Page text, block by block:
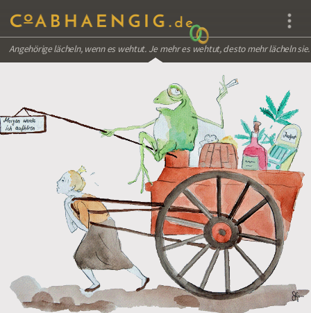
Angehörige lächeln, wenn es wehtut. Je mehr es wehtut, desto mehr lächeln sie.